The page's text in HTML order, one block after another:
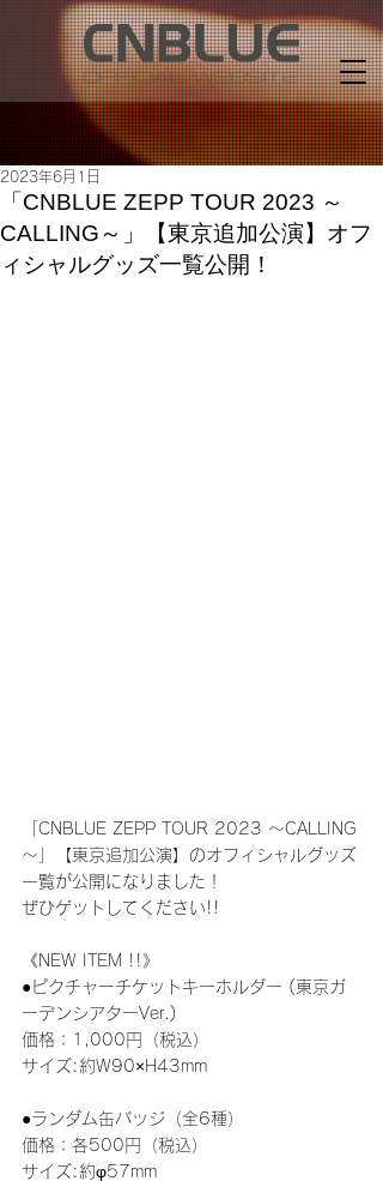
「CNBLUE ZEPP TOUR 2023 ～
CALLING～」【東京追加公演】オフ
ィシャルグッズ一覧公開！
2023年6月1日
「CNBLUE ZEPP TOUR 2023 ～CALLING
～」【東京追加公演】のオフィシャルグッズ
一覧が公開になりました！
ぜひゲットしてください!!
《NEW ITEM !!》
●ピクチャーチケットキーホルダー (東京ガ
ーデンシアターVer.)
価格：1,000円（税込）
サイズ:約W90×H43mm
●ランダム缶バッジ（全6種）
価格：各500円（税込）
サイズ:約φ57mm